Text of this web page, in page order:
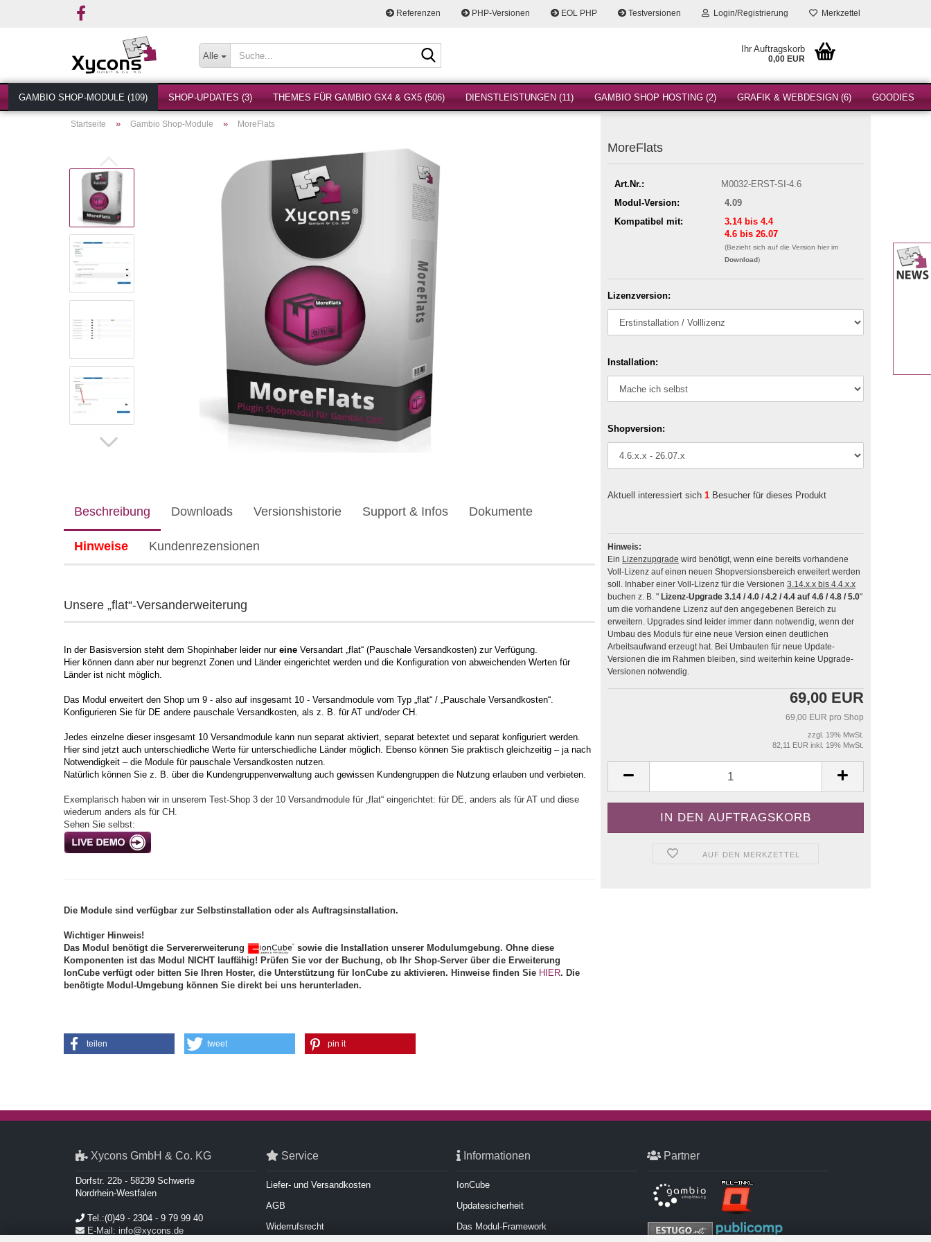
Referenzen PHP-Versionen EOL PHP Testversionen Login/Registrierung Merkzettel
Alle
Ihr Auftragskorb
0,00 EUR
GAMBIO SHOP-MODULE (109) SHOP-UPDATES (3) THEMES FÜR GAMBIO GX4 & GX5 (506) DIENSTLEISTUNGEN (11) GAMBIO SHOP HOSTING (2) GRAFIK & WEBDESIGN (6) GOODIES
Startseite » Gambio Shop-Module » MoreFlats
MoreFlats
Art.Nr.:
M0032-ERST-SI-4.6
Modul-Version:
4.09
Kompatibel mit:
3.14 bis 4.4
4.6 bis 26.07
(Bezieht sich auf die Version hier im
Download)
Lizenzversion:
Installation:
Shopversion:
Aktuell interessiert sich 1 Besucher für dieses Produkt
Hinweis:
Ein Lizenzupgrade wird benötigt, wenn eine bereits vorhandene
Voll-Lizenz auf einen neuen Shopversionsbereich erweitert werden
soll. Inhaber einer Voll-Lizenz für die Versionen 3.14.x.x bis 4.4.x.x
buchen z. B. " Lizenz-Upgrade 3.14 / 4.0 / 4.2 / 4.4 auf 4.6 / 4.8 / 5.0"
um die vorhandene Lizenz auf den angegebenen Bereich zu
erweitern. Upgrades sind leider immer dann notwendig, wenn der
Umbau des Moduls für eine neue Version einen deutlichen
Arbeitsaufwand erzeugt hat. Bei Umbauten für neue Update-
Versionen die im Rahmen bleiben, sind weiterhin keine Upgrade-
Versionen notwendig.
69,00 EUR
69,00 EUR pro Shop
zzgl. 19% MwSt.
82,11 EUR inkl. 19% MwSt.
AUF DEN MERKZETTEL
Beschreibung Downloads Versionshistorie Support & Infos Dokumente
Hinweise Kundenrezensionen
Unsere „flat“-Versanderweiterung
In der Basisversion steht dem Shopinhaber leider nur eine Versandart „flat“ (Pauschale Versandkosten) zur Verfügung.
Hier können dann aber nur begrenzt Zonen und Länder eingerichtet werden und die Konfiguration von abweichenden Werten für
Länder ist nicht möglich.
Das Modul erweitert den Shop um 9 - also auf insgesamt 10 - Versandmodule vom Typ „flat“ / „Pauschale Versandkosten“.
Konfigurieren Sie für DE andere pauschale Versandkosten, als z. B. für AT und/oder CH.
Jedes einzelne dieser insgesamt 10 Versandmodule kann nun separat aktiviert, separat betextet und separat konfiguriert werden.
Hier sind jetzt auch unterschiedliche Werte für unterschiedliche Länder möglich. Ebenso können Sie praktisch gleichzeitig – ja nach
Notwendigkeit – die Module für pauschale Versandkosten nutzen.
Natürlich können Sie z. B. über die Kundengruppenverwaltung auch gewissen Kundengruppen die Nutzung erlauben und verbieten.
Exemplarisch haben wir in unserem Test-Shop 3 der 10 Versandmodule für „flat“ eingerichtet: für DE, anders als für AT und diese
wiederum anders als für CH.
Sehen Sie selbst:
Die Module sind verfügbar zur Selbstinstallation oder als Auftragsinstallation.
Wichtiger Hinweis!
Das Modul benötigt die Servererweiterung
sowie die Installation unserer Modulumgebung. Ohne diese
Komponenten ist das Modul NICHT lauffähig! Prüfen Sie vor der Buchung, ob Ihr Shop-Server über die Erweiterung
IonCube verfügt oder bitten Sie Ihren Hoster, die Unterstützung für IonCube zu aktivieren. Hinweise finden Sie HIER. Die
benötigte Modul-Umgebung können Sie direkt bei uns herunterladen.
teilen tweet pin it
Xycons GmbH & Co. KG
Dorfstr. 22b - 58239 Schwerte
Nordrhein-Westfalen
Tel.:(0)49 - 2304 - 9 79 99 40
E-Mail: info@xycons.de
Service
Liefer- und Versandkosten
AGB
Widerrufsrecht
Informationen
IonCube
Updatesicherheit
Das Modul-Framework
Partner